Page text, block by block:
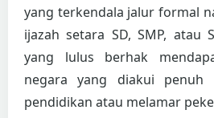
yang terkendala jalur formal
ijazah setara SD, SMP, atau
yang lulus berhak
negara yang diakui penuh
pendidikan atau melamar